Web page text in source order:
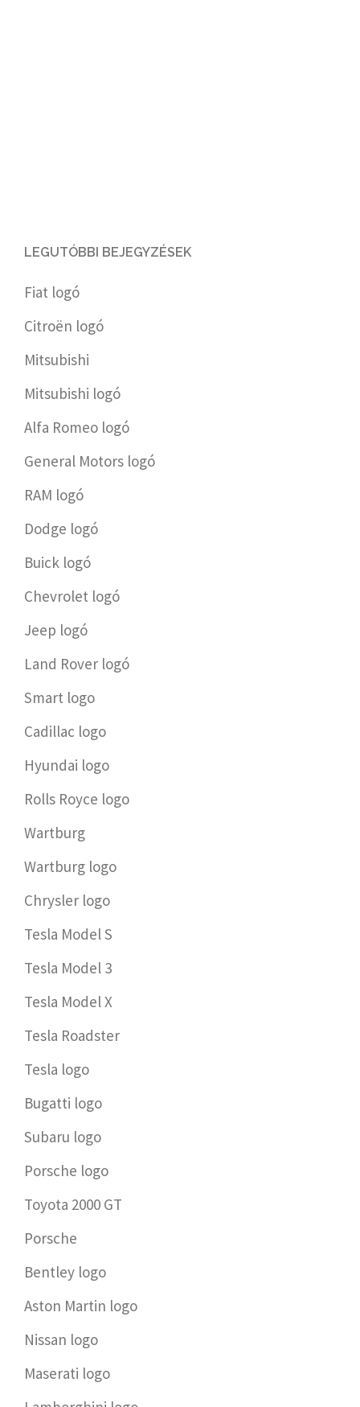
LEGUTÓBBI BEJEGYZÉSEK
Fiat logó
Citroën logó
Mitsubishi
Mitsubishi logó
Alfa Romeo logó
General Motors logó
RAM logó
Dodge logó
Buick logó
Chevrolet logó
Jeep logó
Land Rover logó
Smart logo
Cadillac logo
Hyundai logo
Rolls Royce logo
Wartburg
Wartburg logo
Chrysler logo
Tesla Model S
Tesla Model 3
Tesla Model X
Tesla Roadster
Tesla logo
Bugatti logo
Subaru logo
Porsche logo
Toyota 2000 GT
Porsche
Bentley logo
Aston Martin logo
Nissan logo
Maserati logo